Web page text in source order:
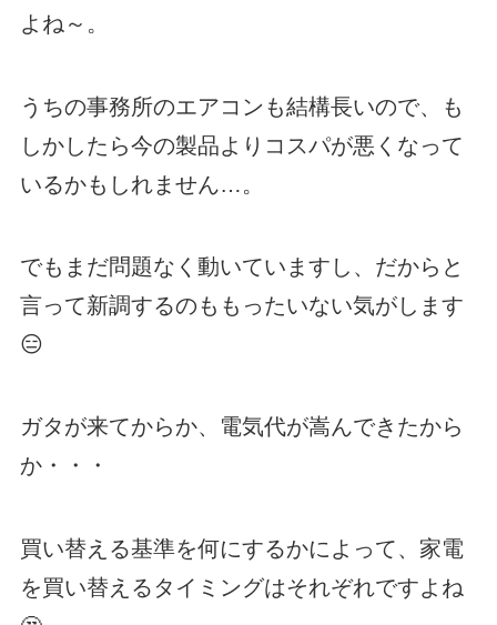
よね～。
うちの事務所のエアコンも結構長いので、も
しかしたら今の製品よりコスパが悪くなって
いるかもしれません…。
でもまだ問題なく動いていますし、だからと
言って新調するのももったいない気がします
😑
ガタが来てからか、電気代が嵩んできたから
か・・・
買い替える基準を何にするかによって、家電
を買い替えるタイミングはそれぞれですよね